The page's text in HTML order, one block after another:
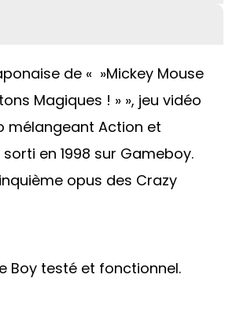
de « »Mickey Mouse
Magiques ! » », jeu vidéo
mélangeant Action et
sorti en 1998 sur Gameboy.
opus des Crazy
Boy testé et fonctionnel.